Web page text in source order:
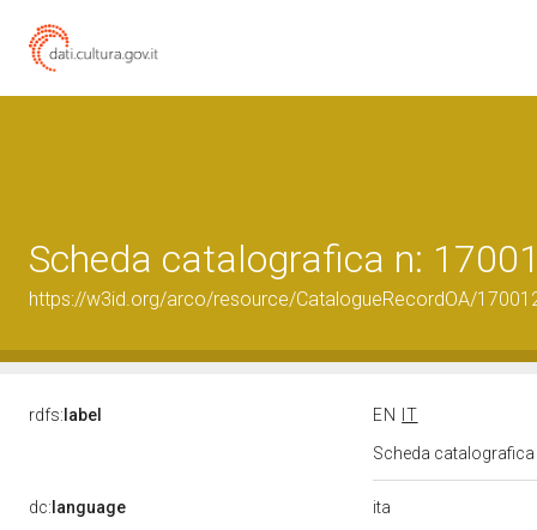
Scheda catalografica n:
https://w3id.org/arco/resource/CatalogueRecordOA/
rdfs: label EN
IT
Scheda
dc: language ita